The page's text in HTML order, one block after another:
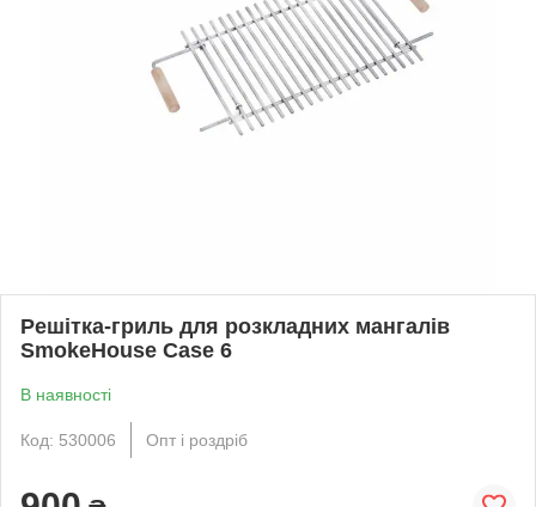
Решітка-гриль для розкладних мангалів
SmokeHouse Case 6
В наявності
Код: 530006 Опт і роздріб